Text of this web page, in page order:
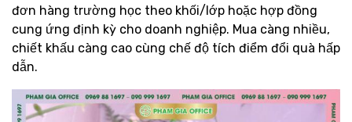
đơn hàng trường học theo khối/lớp hoặc hợp đồng
cung ứng định kỳ cho doanh nghiệp. Mua càng nhiều,
chiết khấu càng cao cùng chế độ tích điểm đổi quà hấp
dẫn.